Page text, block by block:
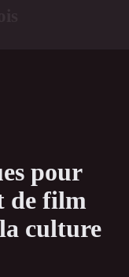
pour
de film
culture